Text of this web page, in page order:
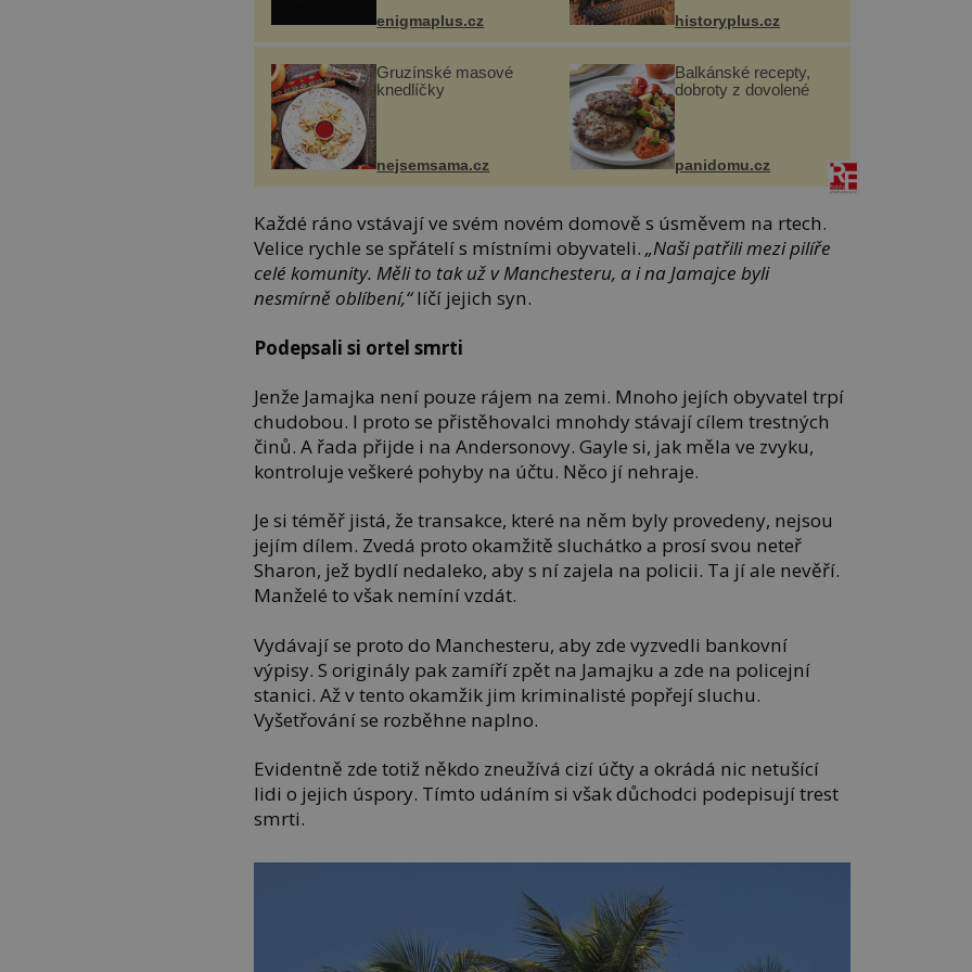
enigmaplus.cz historyplus.cz
Gruzínské masové
knedlíčky
nejsemsama.cz
Balkánské recepty,
dobroty z dovolené
panidomu.cz
Každé ráno vstávají ve svém novém domově s úsměvem na rtech.
Velice rychle se spřátelí s místními obyvateli.„Naši patřili mezi pilíře
celé komunity. Měli to tak už v Manchesteru, a i na Jamajce byli
nesmírně oblíbení,“líčí jejich syn.
Podepsali si ortel smrti
Jenže Jamajka není pouze rájem na zemi. Mnoho jejích obyvatel trpí
chudobou. I proto se přistěhovalci mnohdy stávají cílem trestných
činů. A řada přijde i na Andersonovy. Gayle si, jak měla ve zvyku,
kontroluje veškeré pohyby na účtu. Něco jí nehraje.
Je si téměř jistá, že transakce, které na něm byly provedeny, nejsou
jejím dílem. Zvedá proto okamžitě sluchátko a prosí svou neteř
Sharon, jež bydlí nedaleko, aby s ní zajela na policii. Ta jí ale nevěří.
Manželé to však nemíní vzdát.
Vydávají se proto do Manchesteru, aby zde vyzvedli bankovní
výpisy. S originály pak zamíří zpět na Jamajku a zde na policejní
stanici. Až v tento okamžik jim kriminalisté popřejí sluchu.
Vyšetřování se rozběhne naplno.
Evidentně zde totiž někdo zneužívá cizí účty a okrádá nic netušící
lidi o jejich úspory. Tímto udáním si však důchodci podepisují trest
smrti.